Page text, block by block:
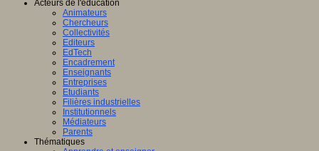
Acteurs de l'éducation
Animateurs
Chercheurs
Collectivités
Editeurs
EdTech
Encadrement
Enseignants
Entreprises
Etudiants
Filières industrielles
Institutionnels
Médiateurs
Parents
Thématiques